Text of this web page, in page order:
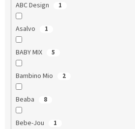
ABC Design 1
Asalvo 1
BABY MIX 5
Bambino Mio 2
Beaba 8
Bebe-Jou 1